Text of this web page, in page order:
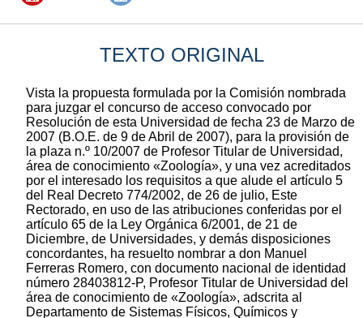
TEXTO ORIGINAL
Vista la propuesta formulada por la Comisión nombrada
para juzgar el concurso de acceso convocado por
Resolución de esta Universidad de fecha 23 de Marzo de
2007 (B.O.E. de 9 de Abril de 2007), para la provisión de
la plaza n.º 10/2007 de Profesor Titular de Universidad,
área de conocimiento «Zoología», y una vez acreditados
por el interesado los requisitos a que alude el artículo 5
del Real Decreto 774/2002, de 26 de julio, Este
Rectorado, en uso de las atribuciones conferidas por el
artículo 65 de la Ley Orgánica 6/2001, de 21 de
Diciembre, de Universidades, y demás disposiciones
concordantes, ha resuelto nombrar a don Manuel
Ferreras Romero, con documento nacional de identidad
número 28403812-P, Profesor Titular de Universidad del
área de conocimiento de «Zoología», adscrita al
Departamento de Sistemas Físicos, Químicos y